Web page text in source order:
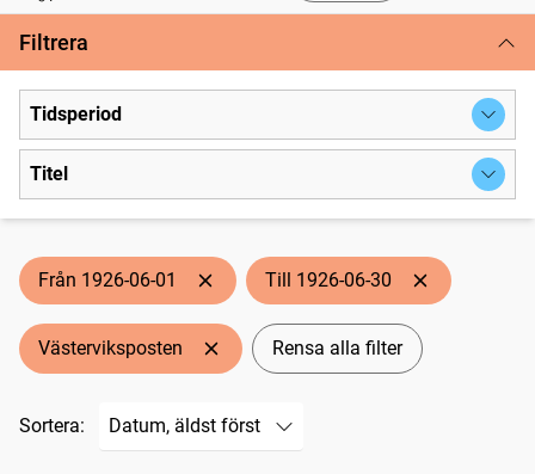
Filtrera
Tidsperiod
Titel
Från 1926-06-01 Till 1926-06-30
Västerviksposten Rensa alla filter
Sortera: